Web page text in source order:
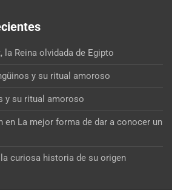
la Reina olvidada de Egipto
y su ritual amoroso
y su ritual amoroso
en La mejor forma de dar a conocer un
curiosa historia de su origen